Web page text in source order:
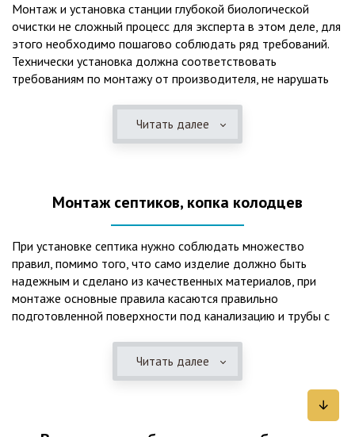
Монтаж и установка станции глубокой биологической
очистки не сложный процесс для эксперта в этом деле, для
этого необходимо пошагово соблюдать ряд требований.
Технически установка должна соответствовать
требованиям по монтажу от производителя, не нарушать
представления о требованиях ПУЭ, ведь не качественный
монтаж может привезти не только к выходу из строя
вод – самый эффективный способ из всех существующих
оборудования вода может применяться для хозяйственных
нужд и полива огорода, а остатки ила при чистке могут
стать эффективным удобрением. Нет необходимости
тратить средства на ассенизаторскую машину. Системы
монтируются при минимуме земляных работ, без грязи и
заезда крупной техники, даже при очень высоком уровне
грунтовых вод. Служат до 50 и более лет при уникальной
необходимо удалять ил, самостоятельно или с помощью
Читать далее
Монтаж септиков, копка колодцев
При установке септика нужно соблюдать множество
правил, помимо того, что само изделие должно быть
надежным и сделано из качественных материалов, при
монтаже основные правила касаются правильно
подготовленной поверхности под канализацию и трубы с
Мы установим Вам емкости для фильтрации и отстаивания
сточных вод по технологиям, не приводящим к загрязнению
Читать далее